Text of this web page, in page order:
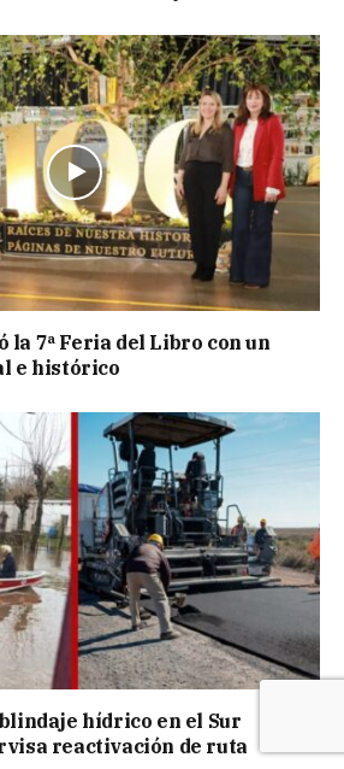
7ª Feria del Libro con un
e histórico
hídrico en el Sur
reactivación de ruta